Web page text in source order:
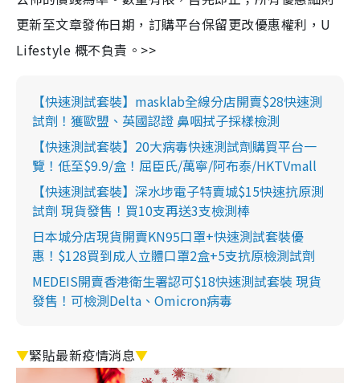
更新至文章發佈日期，訂購平台保留更改優惠權利，U
Lifestyle 概不負責。>>
【快速測試套裝】masklab全線分店開賣$28快速測
試劑！獲歐盟、英國認證 鼻咽拭子採樣檢測
【快速測試套裝】20大病毒快速測試劑購買平台一
覽！低至$9.9/盒！屈臣氏/萬寧/阿布泰/HKTVmall
【快速測試套裝】深水埗電子特賣城$15快速抗原測
試劑 現貨發售！買10支再送3支檢測棒
日本城分店現貨開賣KN95口罩+快速測試套裝優
惠！$128買到成人立體口罩2盒+5支抗原檢測試劑
MEDEIS開賣香港衛生署認可$18快速測試套裝 現貨
發售！可檢測Delta、Omicron病毒
▼緊貼最新疫情消息▼